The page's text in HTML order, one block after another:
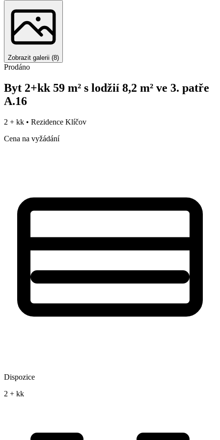
Zobrazit galerii (8)
Prodáno
Byt 2+kk 59 m² s lodžií 8,2 m² ve 3. patře
A.16
2 + kk • Rezidence Klíčov
Cena na vyžádání
Dispozice
2 + kk